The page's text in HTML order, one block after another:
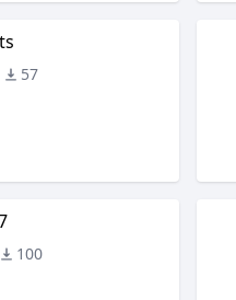
57
100